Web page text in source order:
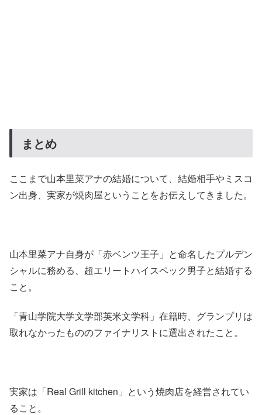
まとめ
ここまで山本里菜アナの結婚について、結婚相手やミスコ
ン出身、実家が焼肉屋ということをお伝えしてきました。
山本里菜アナ自身が「赤ベンツ王子」と命名したプルデン
シャルに務める、超エリートハイスペック男子と結婚する
こと。
「青山学院大学文学部英米文学科」在籍時、グランプリは
取れなかったもののファイナリストに選出されたこと。
実家は「Real Grill kitchen」という焼肉店を経営されてい
ること。